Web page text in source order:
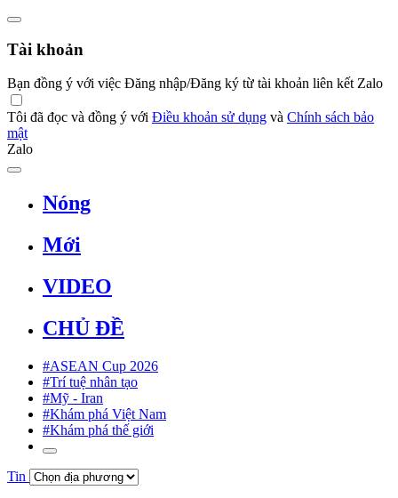
Tài khoản
Bạn đồng ý với việc Đăng nhập/Đăng ký từ tài khoản liên kết Zalo
Tôi đã đọc và đồng ý với Điều khoản sử dụng và Chính sách bảo
mật
Zalo
Nóng
Mới
VIDEO
CHỦ ĐỀ
#ASEAN Cup 2026
#Trí tuệ nhân tạo
#Mỹ - Iran
#Khám phá Việt Nam
#Khám phá thế giới
Tin